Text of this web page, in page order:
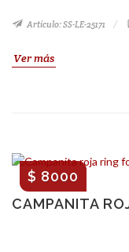
Artículo: SS-LE-25171
Ver más
CAMPANITA
$ 8000